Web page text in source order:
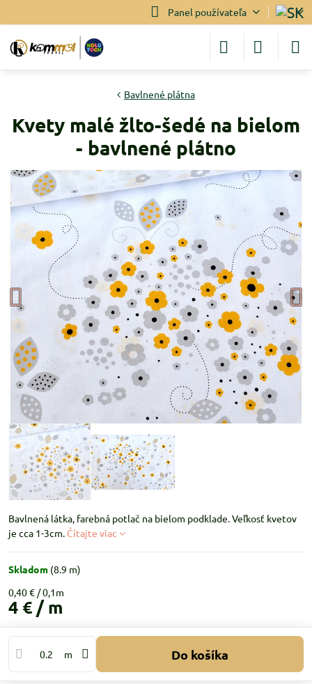
Panel používateľa
Bavlnené plátna
Kvety malé žlto-šedé na bielom
- bavlnené plátno
Bavlnená látka, farebná potlač na bielom podklade. Veľkosť kvetov
je cca 1-3cm. Čítajte viac
Skladom (8.9 m)
0,40 €
4 € / m
m Do košíka